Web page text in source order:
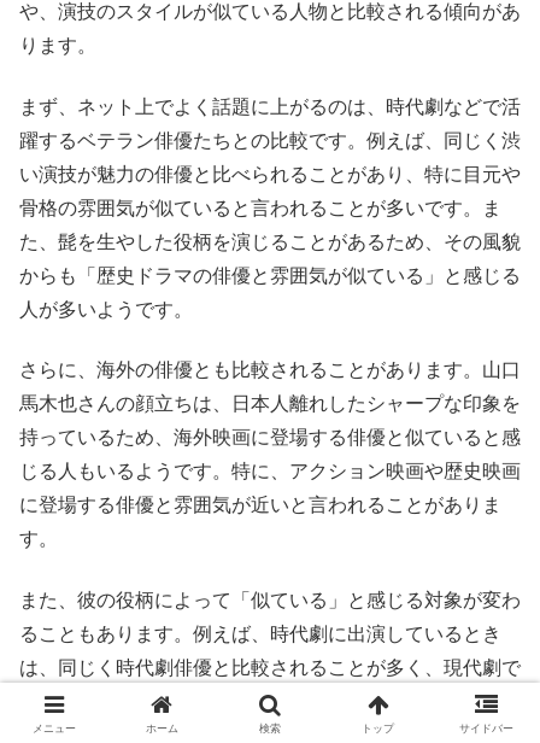
や、演技のスタイルが似ている人物と比較される傾向があ
ります。
まず、ネット上でよく話題に上がるのは、時代劇などで活
躍するベテラン俳優たちとの比較です。例えば、同じく渋
い演技が魅力の俳優と比べられることがあり、特に目元や
骨格の雰囲気が似ていると言われることが多いです。ま
た、髭を生やした役柄を演じることがあるため、その風貌
からも「歴史ドラマの俳優と雰囲気が似ている」と感じる
人が多いようです。
さらに、海外の俳優とも比較されることがあります。山口
馬木也さんの顔立ちは、日本人離れしたシャープな印象を
持っているため、海外映画に登場する俳優と似ていると感
じる人もいるようです。特に、アクション映画や歴史映画
に登場する俳優と雰囲気が近いと言われることがありま
す。
また、彼の役柄によって「似ている」と感じる対象が変わ
ることもあります。例えば、時代劇に出演しているとき
は、同じく時代劇俳優と比較されることが多く、現代劇で
は全く違う俳優と似ていると言われることがあります。そ
のため、「このドラマでは〇〇に似ている」「この映画で
メニュー ホーム 検索 トップ サイドバー